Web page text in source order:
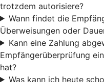
trotzdem autorisiere?
Wann findet die
Überweisungen oder
Kann eine Zahlung
Empfängerüberprüfung
hat?
Was kann ich heute